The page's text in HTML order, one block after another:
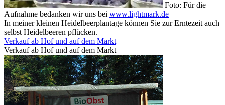
Foto: Für die
Aufnahme bedanken wir uns bei www.lightmark.de
In meiner kleinen Heidelbeerplantage können Sie zur Erntezeit auch
selbst Heidelbeeren pflücken.
Verkauf ab Hof und auf dem Markt
Verkauf ab Hof und auf dem Markt